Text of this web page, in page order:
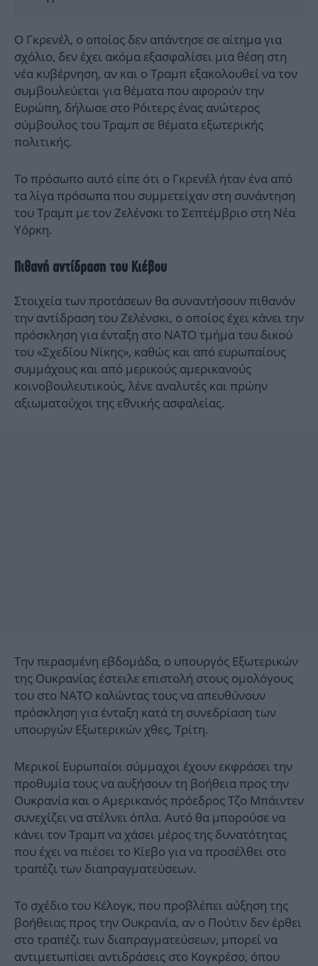
Ο Γκρενέλ, ο οποίος δεν απάντησε σε αίτημα για
σχόλιο, δεν έχει ακόμα εξασφαλίσει μια θέση στη
νέα κυβέρνηση, αν και ο Τραμπ εξακολουθεί να τον
συμβουλεύεται για θέματα που αφορούν την
Ευρώπη, δήλωσε στο Ρόιτερς ένας ανώτερος
σύμβουλος του Τραμπ σε θέματα εξωτερικής
πολιτικής.
Το πρόσωπο αυτό είπε ότι ο Γκρενέλ ήταν ένα από
τα λίγα πρόσωπα που συμμετείχαν στη συνάντηση
του Τραμπ με τον Ζελένσκι το Σεπτέμβριο στη Νέα
Υόρκη.
Πιθανή αντίδραση του Κιέβου
Στοιχεία των προτάσεων θα συναντήσουν πιθανόν
την αντίδραση του Ζελένσκι, ο οποίος έχει κάνει την
πρόσκληση για ένταξη στο ΝΑΤΟ τμήμα του δικού
του «Σχεδίου Νίκης», καθώς και από ευρωπαίους
συμμάχους και από μερικούς αμερικανούς
κοινοβουλευτικούς, λένε αναλυτές και πρώην
αξιωματούχοι της εθνικής ασφαλείας.
Την περασμένη εβδομάδα, ο υπουργός Εξωτερικών
της Ουκρανίας έστειλε επιστολή στους ομολόγους
του στο ΝΑΤΟ καλώντας τους να απευθύνουν
πρόσκληση για ένταξη κατά τη συνεδρίαση των
υπουργών Εξωτερικών χθες, Τρίτη.
Μερικοί Ευρωπαίοι σύμμαχοι έχουν εκφράσει την
προθυμία τους να αυξήσουν τη βοήθεια προς την
Ουκρανία και ο Αμερικανός πρόεδρος Τζο Μπάιντεν
συνεχίζει να στέλνει όπλα. Αυτό θα μπορούσε να
κάνει τον Τραμπ να χάσει μέρος της δυνατότητας
που έχει να πιέσει το Κίεβο για να προσέλθει στο
τραπέζι των διαπραγματεύσεων.
Το σχέδιο του Κέλογκ, που προβλέπει αύξηση της
βοήθειας προς την Ουκρανία, αν ο Πούτιν δεν έρθει
στο τραπέζι των διαπραγματεύσεων, μπορεί να
αντιμετωπίσει αντιδράσεις στο Κογκρέσο, όπου